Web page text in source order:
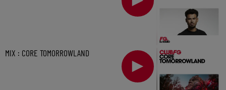
MIX : CORE TOMORROWLAND